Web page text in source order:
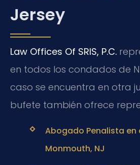
Jersey
Law Offices Of SRIS, P.C.
en todos los condados de
caso se encuentra en otra
bufete también ofrece
Abogado Penalista en
Monmouth, NJ